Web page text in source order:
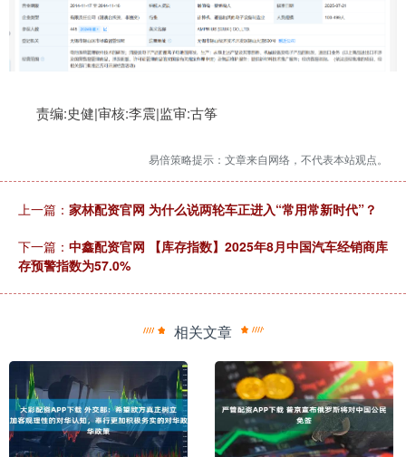
责编:史健|审核:李震|监审:古筝
易倍策略提示：文章来自网络，不代表本站观点。
上一篇： 家林配资官网 为什么说两轮车正进入“常用常新时代”？
下一篇： 中鑫配资官网 【库存指数】2025年8月中国汽车经销商库
存预警指数为57.0%
相关文章